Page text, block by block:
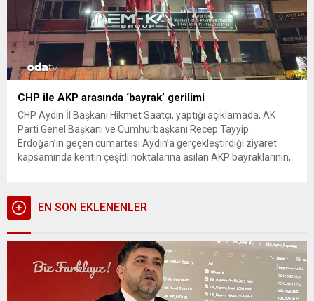
CHP ile AKP arasında ‘bayrak’ gerilimi
CHP Aydın İl Başkanı Hikmet Saatçı, yaptığı açıklamada, AK
Parti Genel Başkanı ve Cumhurbaşkanı Recep Tayyip
Erdoğan’ın geçen cumartesi Aydın’a gerçekleştirdiği ziyaret
kapsamında kentin çeşitli noktalarına asılan AKP bayraklarının,
mitingimizin hemen sonrasında ve aynı gün içerisinde...
EN SON EKLENENLER